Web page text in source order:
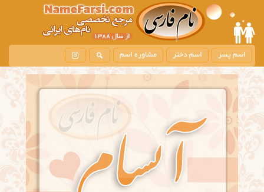
m
i
c
n
t
اسم پسر اسم دختر مشاوره اسم